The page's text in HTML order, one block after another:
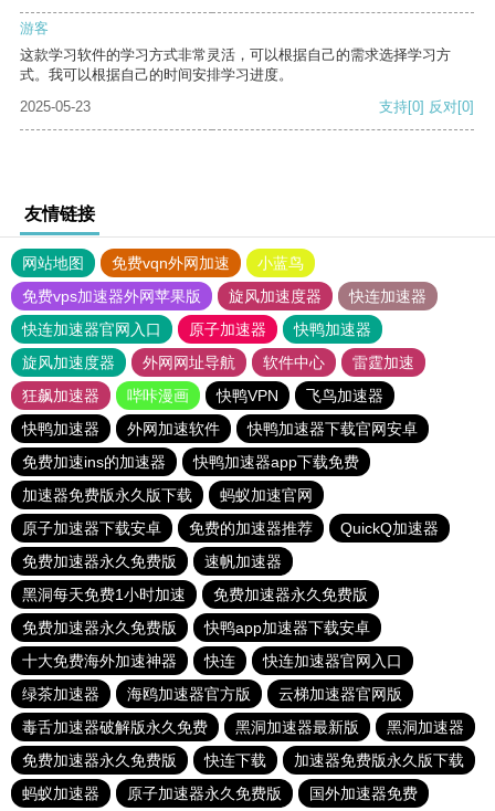
游客
这款学习软件的学习方式非常灵活，可以根据自己的需求选择学习方
式。我可以根据自己的时间安排学习进度。
2025-05-23
支持[0] 反对[0]
友情链接
网站地图 免费vqn外网加速
小蓝鸟
免费vps加速器外网苹果版
旋风加速度器
快连加速器
快连加速器官网入口
原子加速器
快鸭加速器
旋风加速度器
外网网址导航 软件中心
雷霆加速
狂飙加速器
哔咔漫画 快鸭VPN
飞鸟加速器
快鸭加速器
外网加速软件
快鸭加速器下载官网安卓
免费加速ins的加速器
快鸭加速器app下载免费
加速器免费版永久版下载
蚂蚁加速官网
原子加速器下载安卓
免费的加速器推荐
QuickQ加速器
免费加速器永久免费版
速帆加速器
黑洞每天免费1小时加速
免费加速器永久免费版
免费加速器永久免费版
快鸭app加速器下载安卓
十大免费海外加速神器
快连
快连加速器官网入口
绿茶加速器
海鸥加速器官方版
云梯加速器官网版
毒舌加速器破解版永久免费
黑洞加速器最新版
黑洞加速器
免费加速器永久免费版
快连下载
加速器免费版永久版下载
蚂蚁加速器
原子加速器永久免费版 国外加速器免费